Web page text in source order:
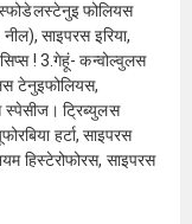
फोलियस
साइपरस इरिया,
! 3.गेहूं- कन्वोल्वुलस
टेनुइफोलियस,
स्पेसीज। ट्रिब्युलस
हर्टा, साइपरस
हिस्टेरोफोरस, साइपरस